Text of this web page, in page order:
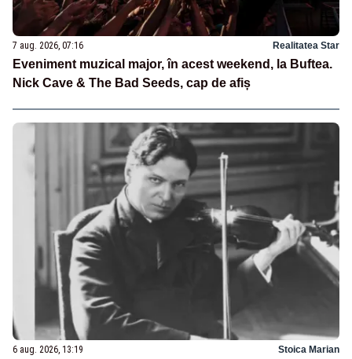
7 aug. 2026, 07:16 Realitatea Star
Eveniment muzical major, în acest weekend, la Buftea.
Nick Cave & The Bad Seeds, cap de afiș
6 aug. 2026, 13:19 Stoica Marian